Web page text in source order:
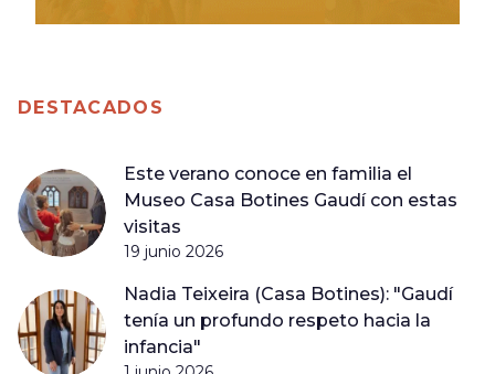
DESTACADOS
Este verano conoce en familia el
Museo Casa Botines Gaudí con estas
visitas
19 junio 2026
Nadia Teixeira (Casa Botines): "Gaudí
tenía un profundo respeto hacia la
infancia"